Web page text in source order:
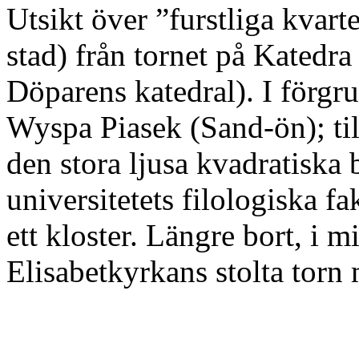
Utsikt över ”furstliga
stad) från tornet på
Döparens katedral). I
Wyspa Piasek (Sand-ön);
den stora ljusa
universitetets filologiska
ett kloster. Längre bort, i
Elisabetkyrkans stolta torn